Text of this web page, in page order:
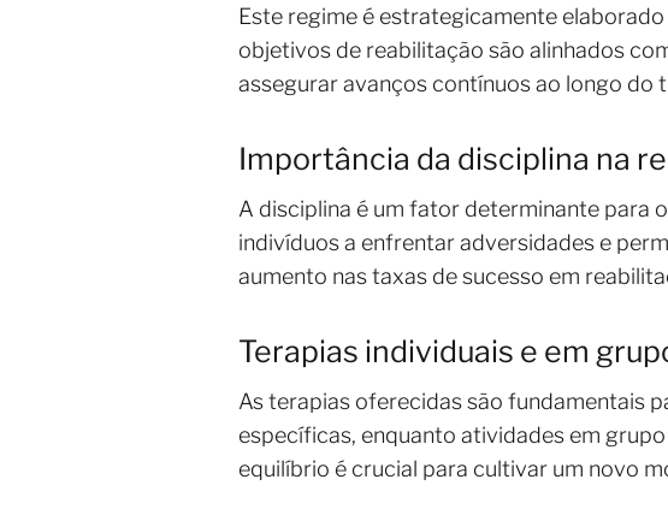
Este regime é estrategicamente
objetivos de reabilitação são alinhados
assegurar avanços contínuos ao longo do
Importância da disciplina na
A disciplina é um fator determinante para
indivíduos a enfrentar adversidades e
aumento nas taxas de sucesso em
Terapias individuais e em
As terapias oferecidas são fundamentais
específicas, enquanto atividades em
equilíbrio é crucial para cultivar um novo